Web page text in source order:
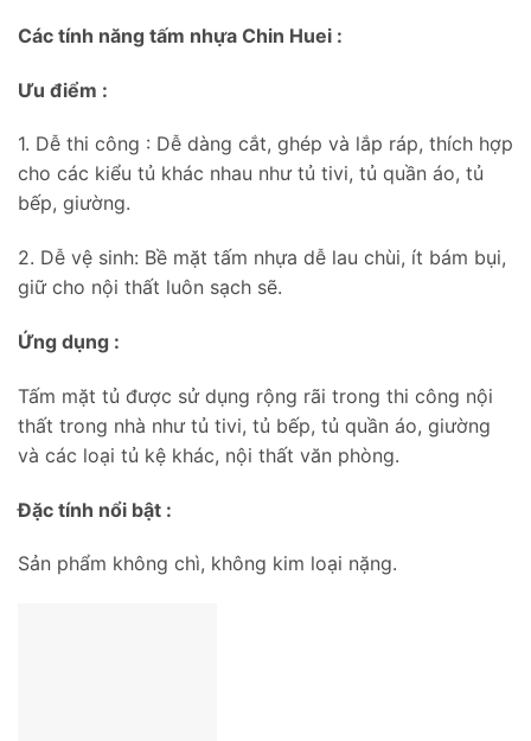
Các tính năng tấm nhựa Chin Huei :
Ưu điểm :
1. Dễ thi công : Dễ dàng cắt, ghép và lắp ráp, thích hợp
cho các kiểu tủ khác nhau như tủ tivi, tủ quần áo, tủ
bếp, giường.
2. Dễ vệ sinh: Bề mặt tấm nhựa dễ lau chùi, ít bám bụi,
giữ cho nội thất luôn sạch sẽ.
Ứng dụng :
Tấm mặt tủ được sử dụng rộng rãi trong thi công nội
thất trong nhà như tủ tivi, tủ bếp, tủ quần áo, giường
và các loại tủ kệ khác, nội thất văn phòng.
Đặc tính nổi bật :
Sản phẩm không chì, không kim loại nặng.